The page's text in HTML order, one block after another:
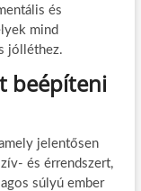
és
mind
jólléthez.
beépíteni
jelentősen
és érrendszert,
súlyú ember